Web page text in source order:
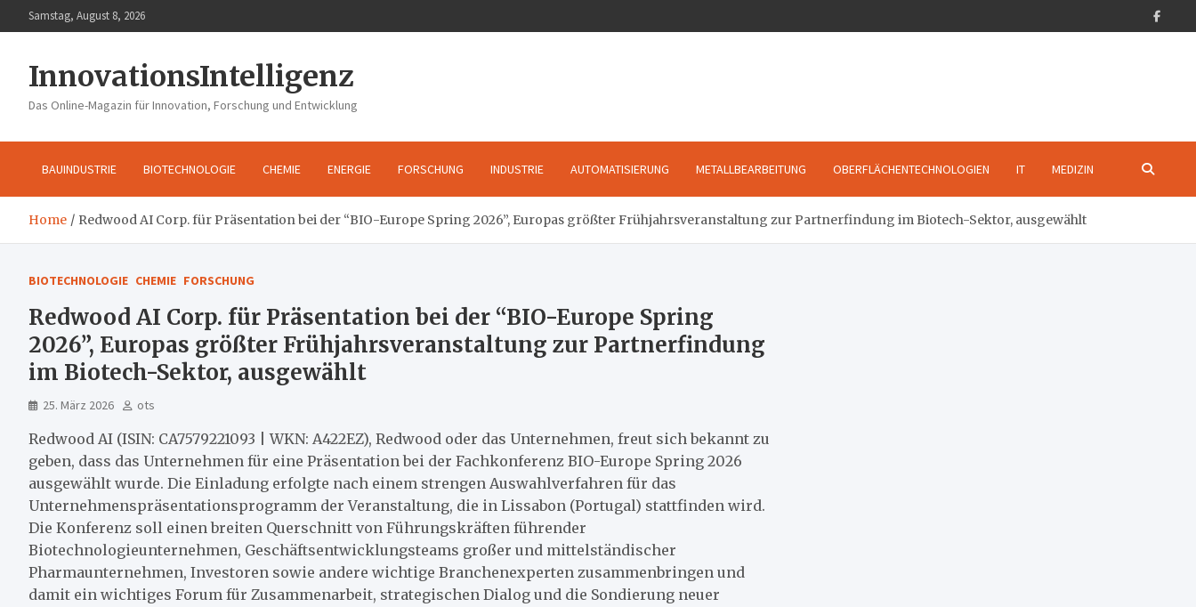
to
Samstag, August 8, 2026
InnovationsIntelligenz
Das Online-Magazin für Innovation, Forschung und Entwicklung
BAUINDUSTRIE BIOTECHNOLOGIE CHEMIE ENERGIE FORSCHUNG INDUSTRIE AUTOMATISIERUNG METALLBEARBEITUNG OBERFLÄCHENTECHNOLOGIEN IT MEDIZIN
Home Redwood AI Corp. für Präsentation bei der “BIO-Europe Spring 2026”, Europas größter Frühjahrsveranstaltung zur Partnerfindung im Biotech-Sektor, ausgewählt
BIOTECHNOLOGIE CHEMIE FORSCHUNG
Redwood AI Corp. für Präsentation bei der “BIO-Europe Spring
2026”, Europas größter Frühjahrsveranstaltung zur Partnerfindung
im Biotech-Sektor, ausgewählt
25. März 2026 ots
Redwood AI (ISIN: CA7579221093 | WKN: A422EZ), Redwood oder das Unternehmen, freut sich bekannt zu
geben, dass das Unternehmen für eine Präsentation bei der Fachkonferenz BIO-Europe Spring 2026
ausgewählt wurde. Die Einladung erfolgte nach einem strengen Auswahlverfahren für das
Unternehmenspräsentationsprogramm der Veranstaltung, die in Lissabon (Portugal) stattfinden wird.
Die Konferenz soll einen breiten Querschnitt von Führungskräften führender
Biotechnologieunternehmen, Geschäftsentwicklungsteams großer und mittelständischer
Pharmaunternehmen, Investoren sowie andere wichtige Branchenexperten zusammenbringen und
damit ein wichtiges Forum für Zusammenarbeit, strategischen Dialog und die Sondierung neuer